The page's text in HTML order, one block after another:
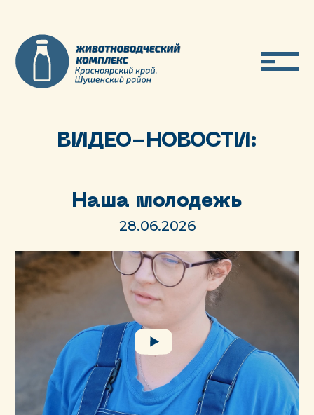
Направления
День молока
Новости
Контакты
ВИДЕО-НОВОСТИ:
Наша молодежь
28.06.2026